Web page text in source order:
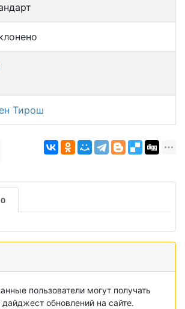
Тирош
0
пользователи могут получать
обновлений на сайте.